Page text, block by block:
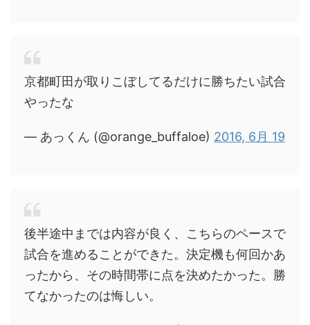
京都町田が取りこぼしてるだけに勝ちたい試合
やったな
— あっくん (@orange_buffaloe) 2016, 6月 19
後半途中までは内容が良く、こちらのペースで
試合を進めることができた。決定機も何回かあ
ったから、その時間帯に点を決めたかった。勝
てなかったのは悔しい。